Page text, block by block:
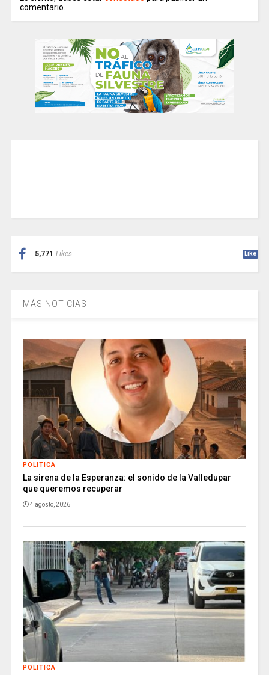
comentario.
5,771 Likes Like
MÁS NOTICIAS
POLITICA
La sirena de la Esperanza: el sonido de la Valledupar
que queremos recuperar
4 agosto, 2026
POLITICA